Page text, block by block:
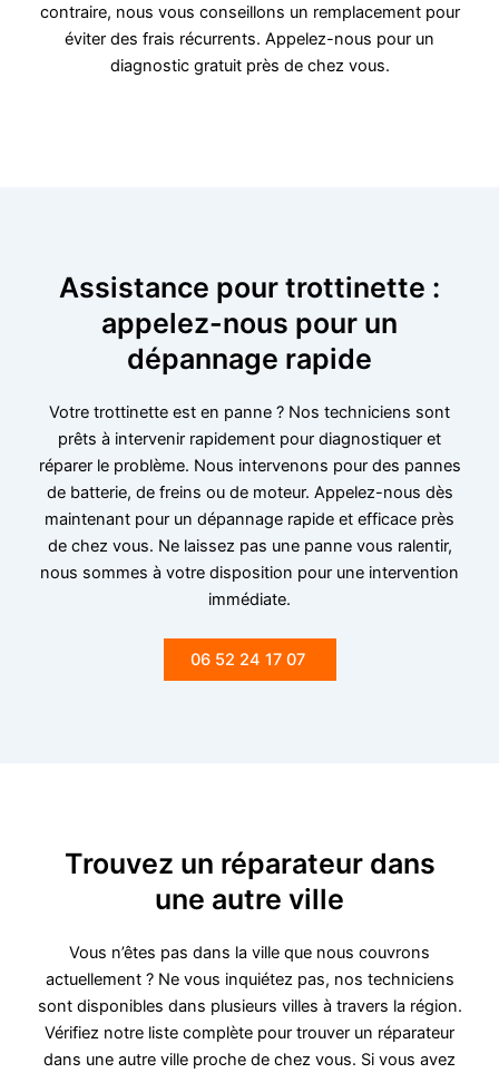
contraire, nous vous conseillons un remplacement pour
éviter des frais récurrents. Appelez-nous pour un
diagnostic gratuit près de chez vous.
Assistance pour trottinette :
appelez-nous pour un
dépannage rapide
Votre trottinette est en panne ? Nos techniciens sont
prêts à intervenir rapidement pour diagnostiquer et
réparer le problème. Nous intervenons pour des pannes
de batterie, de freins ou de moteur. Appelez-nous dès
maintenant pour un dépannage rapide et efficace près
de chez vous. Ne laissez pas une panne vous ralentir,
nous sommes à votre disposition pour une intervention
immédiate.
06 52 24 17 07
Trouvez un réparateur dans
une autre ville
Vous n’êtes pas dans la ville que nous couvrons
actuellement ? Ne vous inquiétez pas, nos techniciens
sont disponibles dans plusieurs villes à travers la région.
Vérifiez notre liste complète pour trouver un réparateur
dans une autre ville proche de chez vous. Si vous avez